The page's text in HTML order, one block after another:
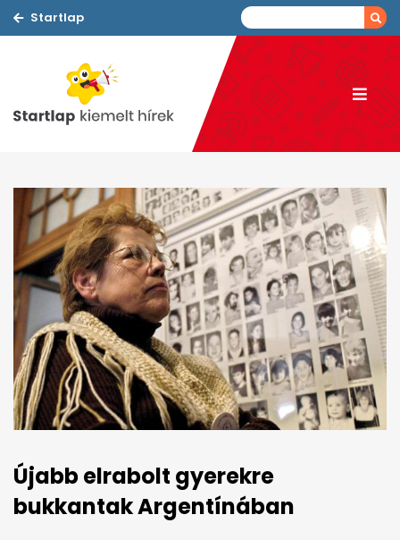
Startlap
Újabb elrabolt gyerekre
bukkantak Argentínában